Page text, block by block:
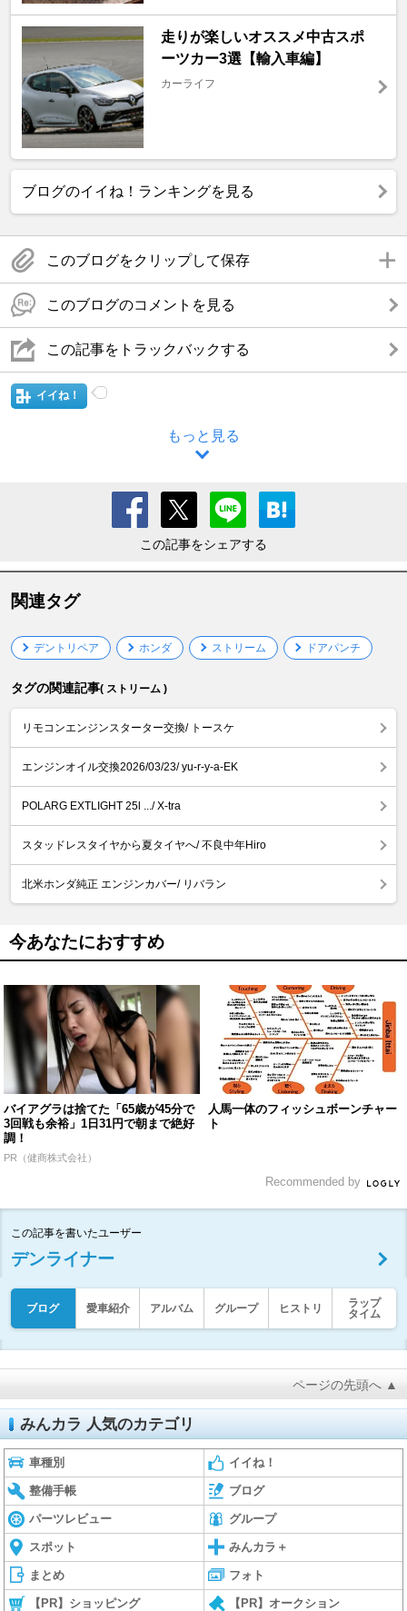
走りが楽しいオススメ中古スポ
ーツカー3選【輸入車編】
カーライフ
ブログのイイね！ランキングを見る
このブログをクリップして保存
このブログのコメントを見る
この記事をトラックバックする
イイね！
もっと見る
この記事をシェアする
関連タグ
デントリペア ホンダ ストリーム ドアパンチ
タグの関連記事( ストリーム )
リモコンエンジンスターター交換/ トースケ
エンジンオイル交換2026/03/23/ yu-r-y-a-EK
POLARG EXTLIGHT 25l .../ X-tra
スタッドレスタイヤから夏タイヤへ/ 不良中年Hiro
北米ホンダ純正 エンジンカバー/ リバラン
今あなたにおすすめ
バイアグラは捨てた「65歳が45分で
3回戦も余裕」1日31円で朝まで絶好
調！
PR（健商株式会社）
人馬一体のフィッシュボーンチャー
ト
Recommended by
この記事を書いたユーザー
デンライナー
ブログ 愛車紹介 アルバム グループ ヒストリ
ラップ
タイム
ページの先頭へ ▲
みんカラ 人気のカテゴリ
車種別 イイね！
整備手帳 ブログ
パーツレビュー グループ
スポット みんカラ＋
まとめ フォト
【PR】ショッピング 【PR】オークション